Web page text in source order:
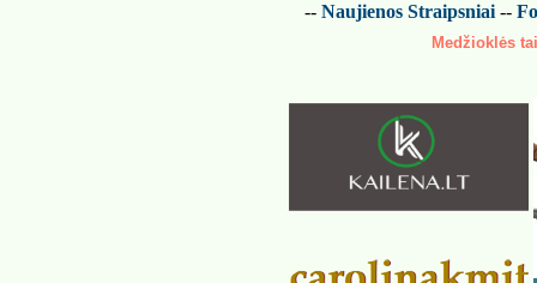
-- Naujienos Straipsniai --
Medžioklės